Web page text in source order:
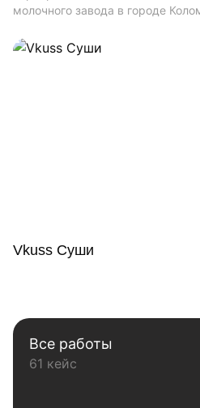
молочного завода в городе
Vkuss Суши
Все работы
61 кейс